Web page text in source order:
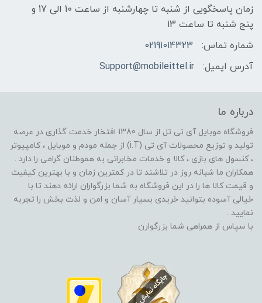
زمان پاسخگویی از شنبه تا چهارشنبه از ساعت 10 الی 17 و
پنج شنبه تا ساعت 13
شماره تماس:
02191014323
آدرس ایمیل:
Support@mobileittel.ir
درباره ما
فروشگاه موبایل آی تی تل از سال 1380 افتخار خدمت گذاری در عرصه
تولید و توزیع محصولات آی تی (i.T) از جمله مودم و موبایل ، کامپیوتر
، کنسول های بازی ، کالا و خدمات مخابراتی به هموطنان گرامی را دارد .
همکاران ما شبانه روز در تلاشند تا در کمترین زمان و با بهترین کیفیت
و قیمت کالا ها را در این فروشگاه به شما بزرگواران ارائه دهند تا با
خیالی آسوده بتوانید خریدی بسیار آسان و امن و لذت بخش را تجربه
نمایید .
با سپاس از همراهی شما بزرگوارن